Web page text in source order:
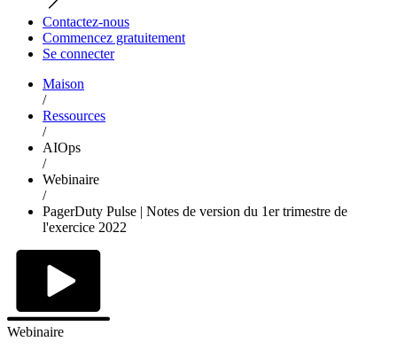
Contactez-nous
Commencez gratuitement
Se connecter
Maison
/
Ressources
/
AIOps
/
Webinaire
/
PagerDuty Pulse | Notes de version du 1er trimestre de
l'exercice 2022
Webinaire